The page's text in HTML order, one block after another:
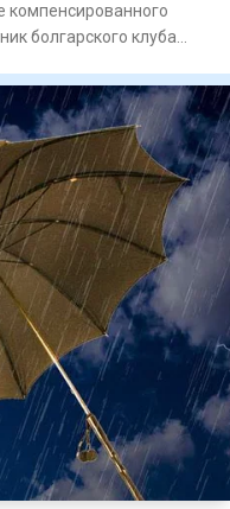
компенсированного
болгарского клуба